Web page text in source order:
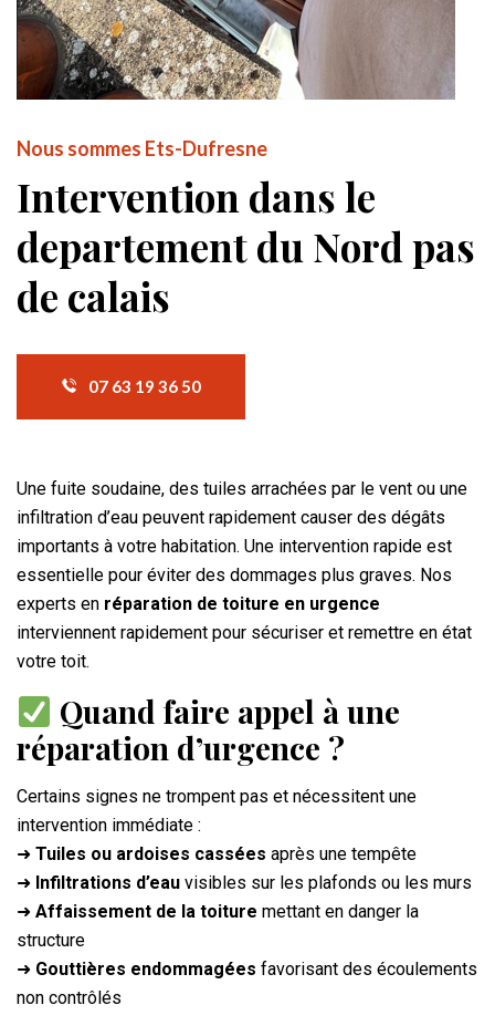
Nous sommes Ets-Dufresne
Intervention dans le
departement du Nord pas
de calais
07 63 19 36 50
Une fuite soudaine, des tuiles arrachées par le vent ou une
infiltration d’eau peuvent rapidement causer des dégâts
importants à votre habitation. Une intervention rapide est
essentielle pour éviter des dommages plus graves. Nos
experts en réparation de toiture en urgence
interviennent rapidement pour sécuriser et remettre en état
votre toit.
Quand faire appel à une
réparation d’urgence ?
Certains signes ne trompent pas et nécessitent une
intervention immédiate :
➜ Tuiles ou ardoises cassées après une tempête
➜ Infiltrations d’eau visibles sur les plafonds ou les murs
➜ Affaissement de la toiture mettant en danger la
structure
➜ Gouttières endommagées favorisant des écoulements
non contrôlés